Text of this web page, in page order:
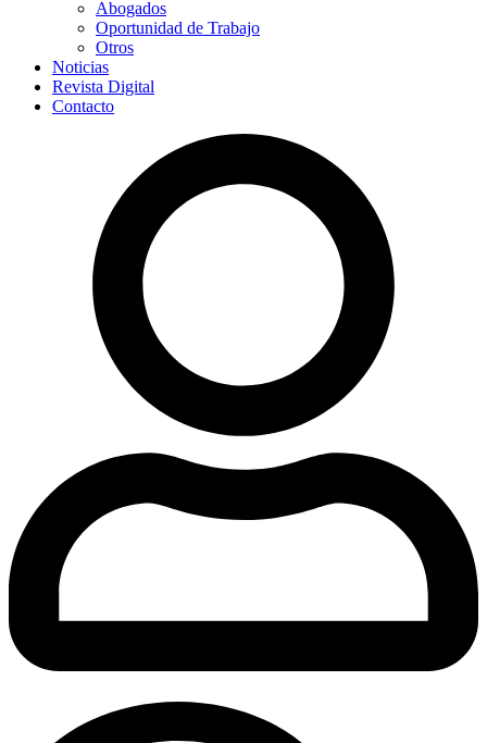
Abogados
Oportunidad de Trabajo
Otros
Noticias
Revista Digital
Contacto